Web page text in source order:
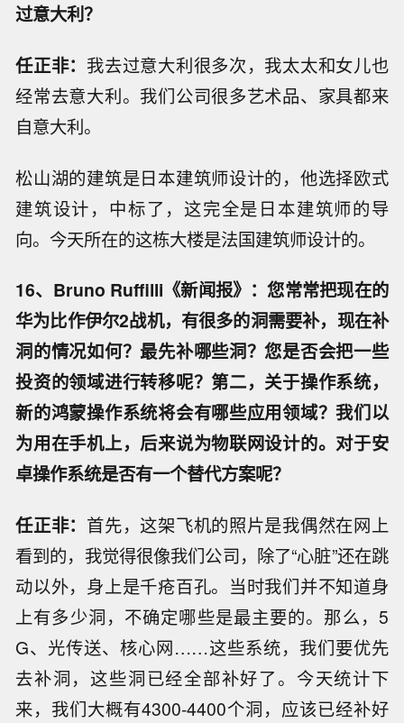
过意大利？
任正非： 我去过意大利很多次，我太太和女儿也
经常去意大利。我们公司很多艺术品、家具都来
自意大利。
松山湖的建筑是日本建筑师设计的，他选择欧式
建筑设计，中标了，这完全是日本建筑师的导
向。今天所在的这栋大楼是法国建筑师设计的。
16、Bruno Ruffilli《新闻报》：您常常把现在的
华为比作伊尔2战机，有很多的洞需要补，现在补
洞的情况如何？最先补哪些洞？您是否会把一些
投资的领域进行转移呢？第二，关于操作系统，
新的鸿蒙操作系统将会有哪些应用领域？我们以
为用在手机上，后来说为物联网设计的。对于安
卓操作系统是否有一个替代方案呢？
任正非： 首先，这架飞机的照片是我偶然在网上
看到的，我觉得很像我们公司，除了“心脏”还在跳
动以外，身上是千疮百孔。当时我们并不知道身
上有多少洞，不确定哪些是最主要的。那么，5
G、光传送、核心网……这些系统，我们要优先
去补洞，这些洞已经全部补好了。今天统计下
来，我们大概有4300-4400个洞，应该已经补好